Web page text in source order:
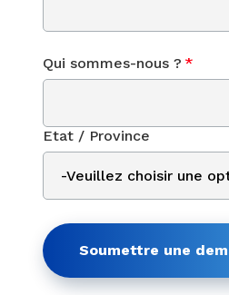
Qui sommes-nous ? *
Etat / Province
Soumettre une